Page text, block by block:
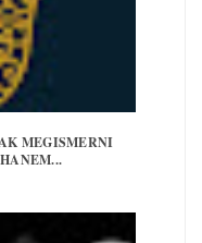
MEGISMERNI